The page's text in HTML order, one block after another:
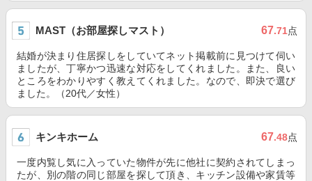
MAST（お部屋探しマスト） 67.71点
結婚が決まり住居探しをしていてネット掲載前に見つけて伺い
ましたが、丁寧かつ迅速な対応をしてくれました。また、良い
ところをわかりやすく教えてくれました。なので、即決で選び
ました。（20代／女性）
キンキホーム 67.48点
一度内覧し気に入っていた物件が先に他社に契約されてしまっ
たが、別の階の同じ部屋を探して頂き、キッチン設備や家賃等